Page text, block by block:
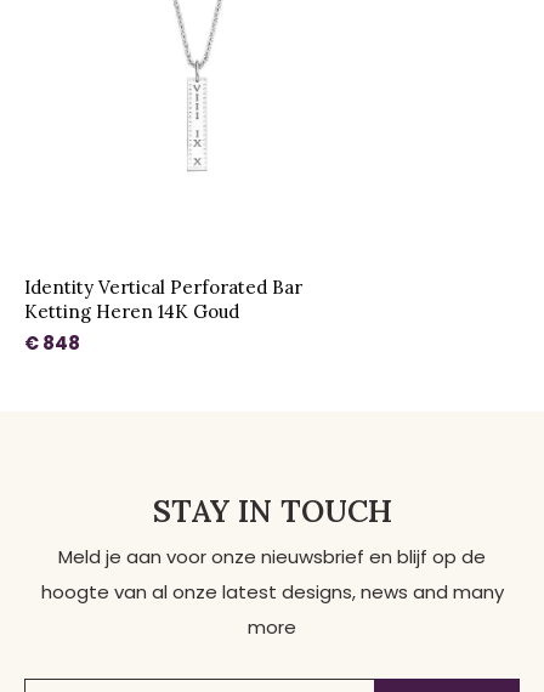
Identity Vertical Perforated Bar
Ketting Heren 14K Goud
€ 848
STAY IN TOUCH
Meld je aan voor onze nieuwsbrief en blijf op de
hoogte van al onze latest designs, news and many
more